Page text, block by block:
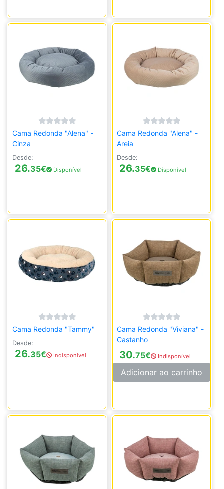
Cama Redonda "Alena" -
Cinza
Desde:
26.35€ Disponível
Cama Redonda "Alena" -
Areia
Desde:
26.35€ Disponível
Cama Redonda "Tammy"
Desde:
26.35€ Indisponível
Cama Redonda "Viviana" -
Castanho
30.75€ Indisponível
Adicionar ao carrinho